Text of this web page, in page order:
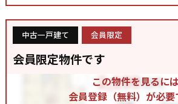
中古一戸建て 会員限定
会員限定物件です
この物件を見るには
会員登録（無料）が必要